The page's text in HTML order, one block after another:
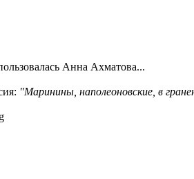
Анна Ахматова...
"Маринины, наполеоновские, в